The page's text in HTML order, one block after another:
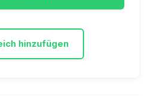
hinzufügen